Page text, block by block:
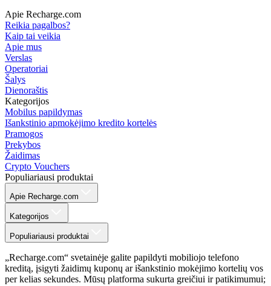
Apie Recharge.com
Reikia pagalbos?
Kaip tai veikia
Apie mus
Verslas
Operatoriai
Šalys
Dienoraštis
Kategorijos
Mobilus papildymas
Išankstinio apmokėjimo kredito kortelės
Pramogos
Prekybos
Žaidimas
Crypto Vouchers
Populiariausi produktai
Apie Recharge.com
Kategorijos
Populiariausi produktai
„Recharge.com“ svetainėje galite papildyti mobiliojo telefono
kreditą, įsigyti žaidimų kuponų ar išankstinio mokėjimo kortelių vos
per kelias sekundes. Mūsų platforma sukurta greičiui ir patikimumui;